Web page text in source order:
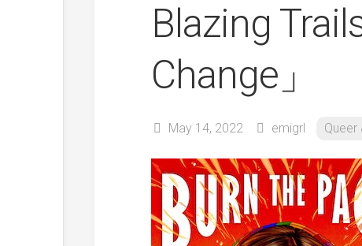
Blazing
Change」
May 14, 2022 emigrl Queer